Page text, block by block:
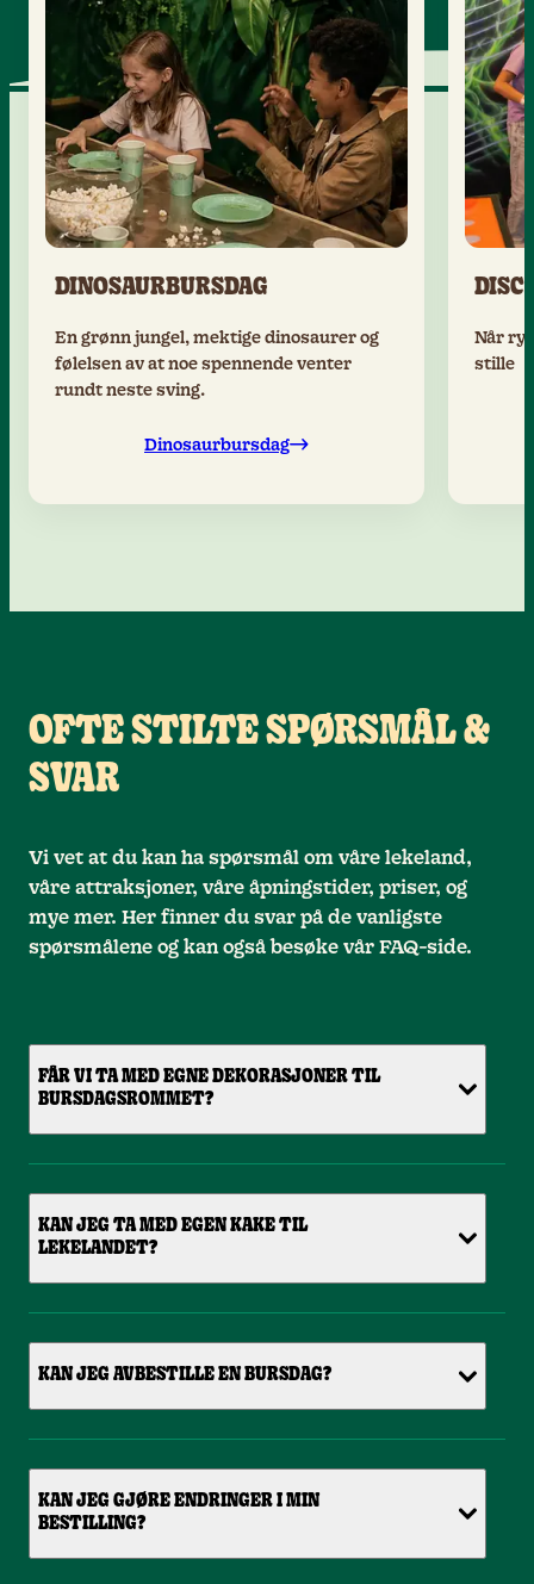
DINOSAURBURSDAG
En grønn jungel, mektige dinosaurer og
følelsen av at noe spennende venter
rundt neste sving.
Dinosaurbursdag
Når
stille
OFTE STILTE SPØRSMÅL &
SVAR
Vi vet at du kan ha spørsmål om våre lekeland,
våre attraksjoner, våre åpningstider, priser, og
mye mer. Her finner du svar på de vanligste
spørsmålene og kan også besøke vår FAQ-side.
FÅR VI TA MED EGNE DEKORASJONER TIL
BURSDAGSROMMET?
KAN JEG TA MED EGEN KAKE TIL
LEKELANDET?
KAN JEG AVBESTILLE EN BURSDAG?
KAN JEG GJØRE ENDRINGER I MIN
BESTILLING?